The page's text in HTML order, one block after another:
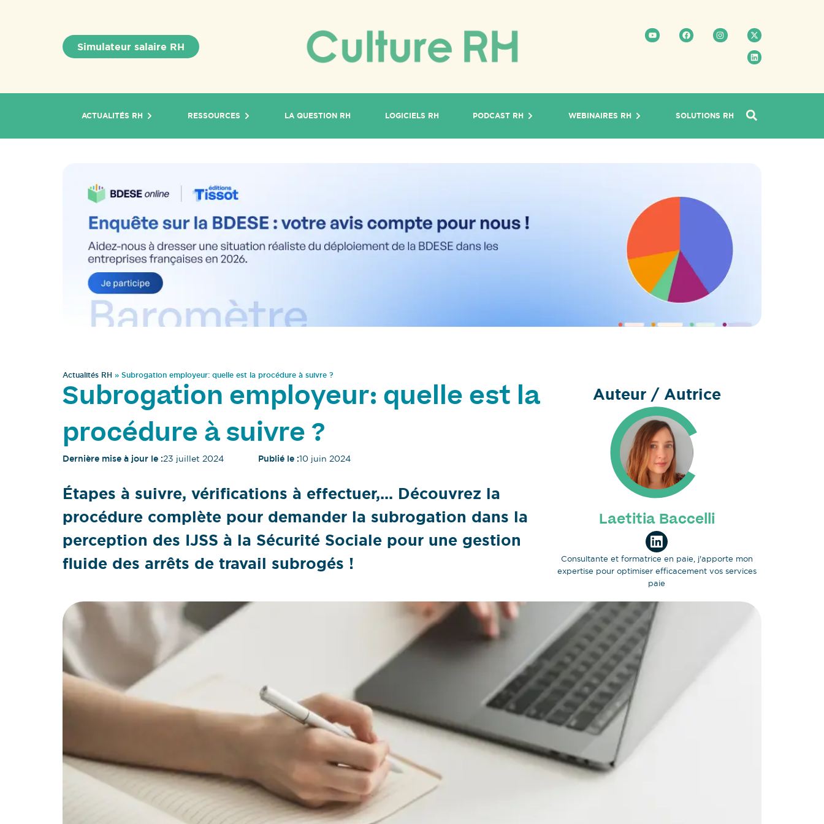
Simulateur salaire RH
ACTUALITÉS RH RESSOURCES LA QUESTION RH LOGICIELS RH PODCAST RH WEBINAIRES RH SOLUTIONS RH
Actualités RH » Subrogation employeur: quelle est la procédure à suivre ?
Subrogation employeur: quelle est la
procédure à suivre ?
Dernière mise à jour le :23 juillet 2024 Publié le :10 juin 2024
Étapes à suivre, vérifications à effectuer,... Découvrez la
procédure complète pour demander la subrogation dans la
perception des IJSS à la Sécurité Sociale pour une gestion
fluide des arrêts de travail subrogés !
Auteur / Autrice
Laetitia Baccelli
Consultante et formatrice en paie, j'apporte mon
expertise pour optimiser efficacement vos services
paie